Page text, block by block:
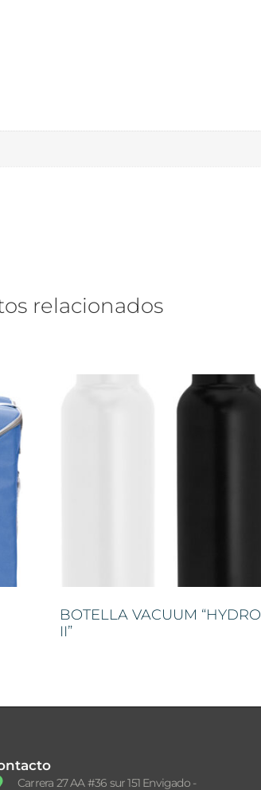
relacionados
BOTELLA VACUUM “HYDRO
II”
Carrera 27 AA #36 sur 151 Envigado -